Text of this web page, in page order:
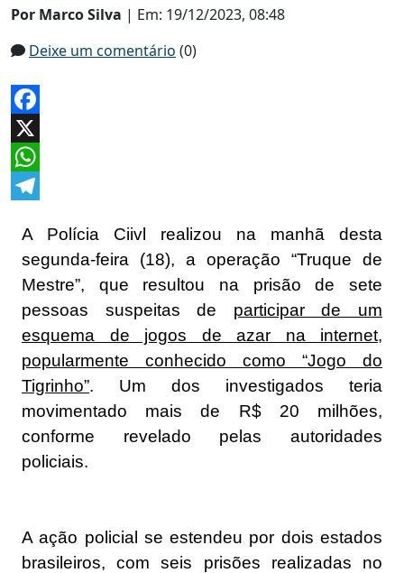
Por Marco Silva | Em: 19/12/2023, 08:48
Deixe um comentário (0)
Facebook
X
WhatsApp
A Polícia Ciivl realizou na manhã desta
segunda-feira (18), a operação “Truque de
Mestre”, que resultou na prisão de sete
pessoas suspeitas de participar de um
esquema de jogos de azar na internet,
popularmente conhecido como “Jogo do
Tigrinho”. Um dos investigados teria
movimentado mais de R$ 20 milhões,
conforme revelado pelas autoridades
policiais.
A ação policial se estendeu por dois estados
brasileiros, com seis prisões realizadas no